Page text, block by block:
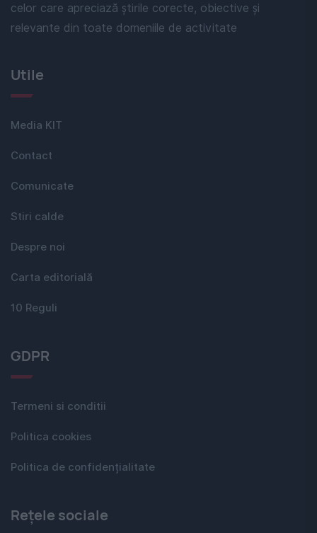
celor care apreciază știrile corecte, obiective și
relevante din toate domeniile de activitate
Utile
Media KIT
Contact
Comunicate
Stiri calde
Despre noi
Carta editorială
10 Reguli
GDPR
Termeni si conditii
Politica cookies
Politica de confidențialitate
Rețele sociale